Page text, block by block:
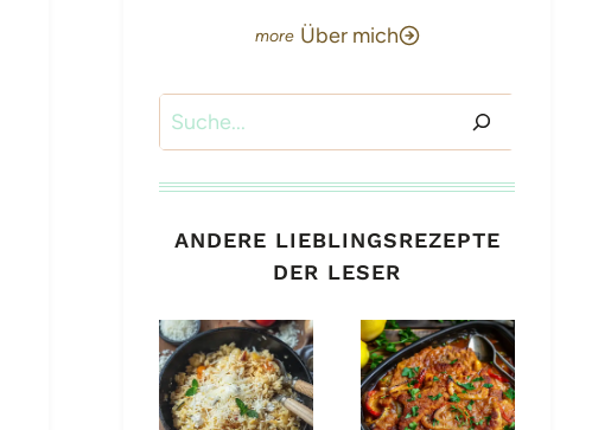
Über mich
Suchen
ANDERE LIEBLINGSREZEPTE
DER LESER